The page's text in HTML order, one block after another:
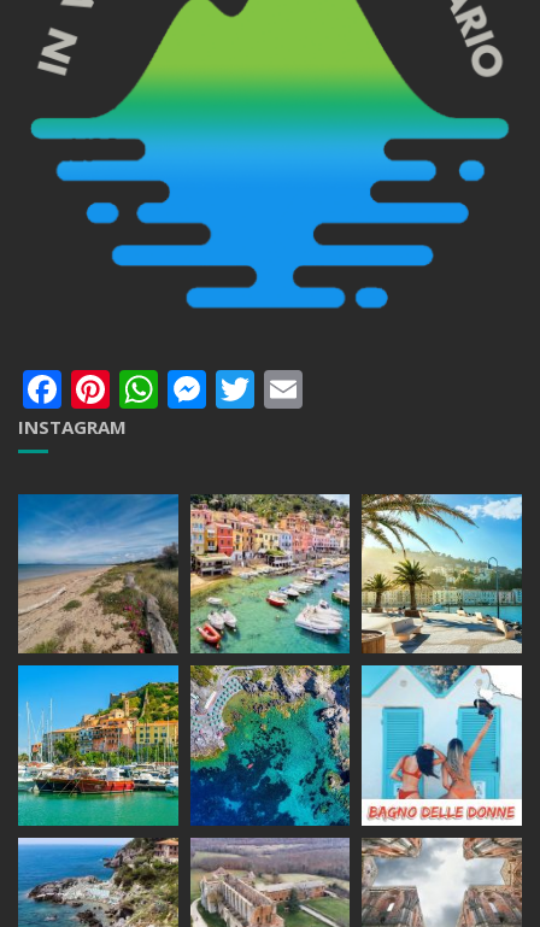
Facebook
Pinterest
WhatsApp
Messenger
Twitter
INSTAGRAM